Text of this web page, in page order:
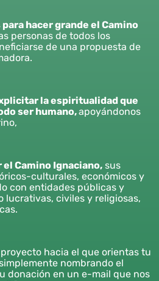
hacer grande el Camino
personas de todos los
de una propuesta de
la espiritualidad que
ser humano,apoyándonos
Camino Ignaciano, sus
culturales, económicos y
con entidades públicas y
lucrativas, civiles y religiosas,
hacia el que orientas tu
nombrando el
donación en un e-mail que nos